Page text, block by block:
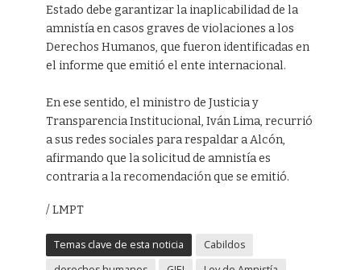
Estado debe garantizar la inaplicabilidad de la
amnistía en casos graves de violaciones a los
Derechos Humanos, que fueron identificadas en
el informe que emitió el ente internacional.
En ese sentido, el ministro de Justicia y
Transparencia Institucional, Iván Lima, recurrió
a sus redes sociales para respaldar a Alcón,
afirmando que la solicitud de amnistía es
contraria a la recomendación que se emitió.
/ LMPT
Temas clave de esta noticia
Cabildos